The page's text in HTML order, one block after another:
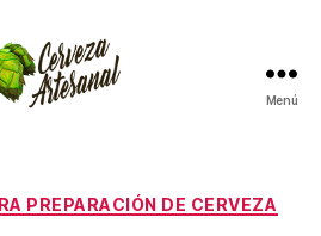
artesanal
Menú
Categorías
PREPARACIÓN DE CERVEZA